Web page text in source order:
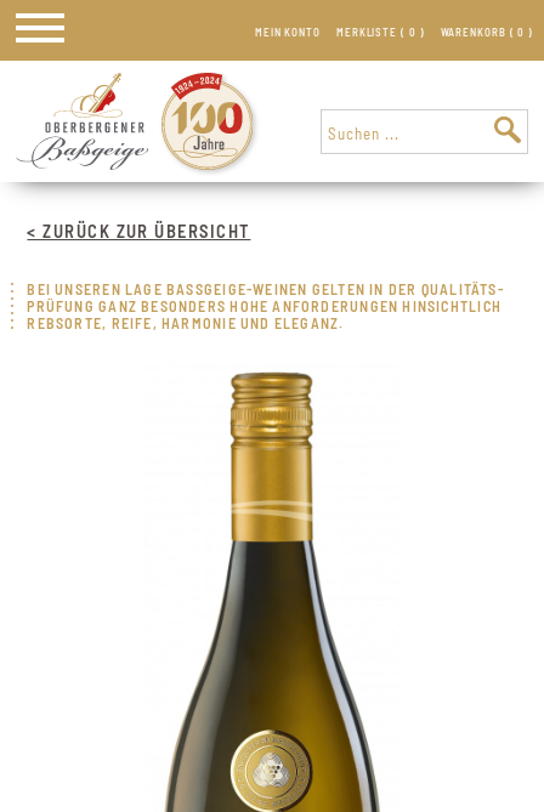
MEIN KONTO MERKLISTE ( 0 ) WARENKORB (0 )
< ZURÜCK ZUR ÜBERSICHT
BEI UNSEREN LAGE BASSGEIGE-WEINEN GELTEN IN DER QUALITÄTS­
PRÜFUNG GANZ BESONDERS HOHE ANFORDERUNGEN HINSICHTLICH
REBSORTE, REIFE, HARMONIE UND ELEGANZ.